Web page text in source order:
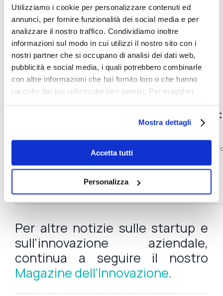
Utilizziamo i cookie per personalizzare contenuti ed
annunci, per fornire funzionalità dei social media e per
analizzare il nostro traffico. Condividiamo inoltre
informazioni sul modo in cui utilizzi il nostro sito con i
nostri partner che si occupano di analisi dei dati web,
pubblicità e social media, i quali potrebbero combinarle
con altre informazioni che hai fornito loro o che hanno
raccolto dal tuo utilizzo dei loro servizi. Per maggiori
Mostra dettagli
Accetta tutti
Personalizza
Per altre notizie sulle startup e
sull’innovazione aziendale,
continua a seguire il nostro
Magazine dell’Innovazione.